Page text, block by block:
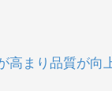
高まり品質が向